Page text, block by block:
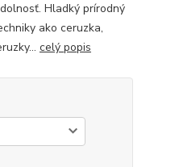
Hladký prírodný
ako ceruzka,
celý popis